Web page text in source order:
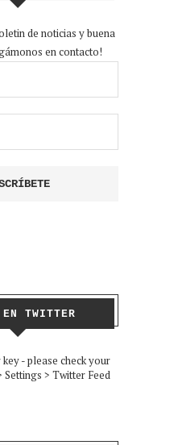
de noticias y buena
en contacto!
TWITTER
- please check your
Settings > Twitter Feed